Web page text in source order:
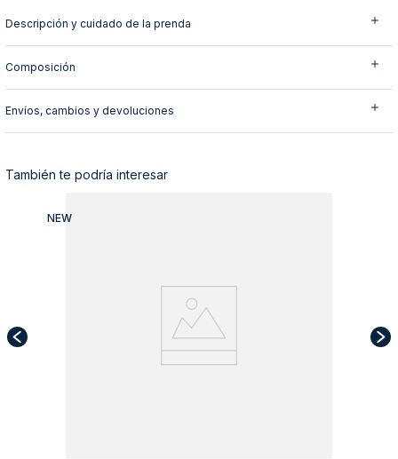
Descripción y cuidado de la prenda
Composición
Envíos, cambios y devoluciones
También te podría interesar
NEW